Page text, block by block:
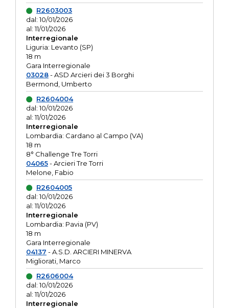
R2603003
dal: 10/01/2026
al: 11/01/2026
Interregionale
Liguria: Levanto (SP)
18 m
Gara Interregionale
03028- ASD Arcieri dei 3 Borghi
Bermond, Umberto
R2604004
dal: 10/01/2026
al: 11/01/2026
Interregionale
Lombardia: Cardano al Campo (VA)
18 m
8° Challenge Tre Torri
04065- Arcieri Tre Torri
Melone, Fabio
R2604005
dal: 10/01/2026
al: 11/01/2026
Interregionale
Lombardia: Pavia (PV)
18 m
Gara Interregionale
04137 - A.S.D. ARCIERI MINERVA
Migliorati, Marco
R2606004
dal: 10/01/2026
al: 11/01/2026
Interregionale